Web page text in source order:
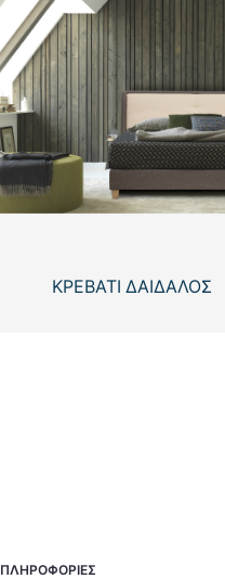
ΚΡΕΒΑΤΙ ΔΑΙΔΑΛΟΣ
ΠΛΗΡΟΦΟΡΙΕΣ